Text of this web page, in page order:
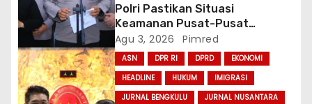
Polri Pastikan Situasi
Keamanan Pusat-Pusat
Ekonomi Nasional Tetap
Kondusif
Agu 3, 2026 Pimred
ASN DPR RI DPRD
EKONOMI
HEADLINE
HUKUM
IMIGRASI
JURNAL BENGKULU
JURNAL NUSANTARA